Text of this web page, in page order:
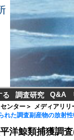
る 調査研究 Q&A
ンター＞ メディアリリ
れた調査副産物の放射
洋鯨類捕獲調